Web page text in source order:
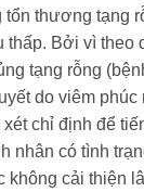
tổn thương tạng
thấp. Bởi vì theo
tạng rỗng
do viêm phúc
xét chỉ định để
nhân có tình
không cải thiện